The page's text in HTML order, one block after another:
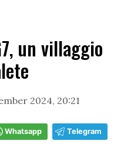
un villaggio
2024, 20:21
Whatsapp Telegram